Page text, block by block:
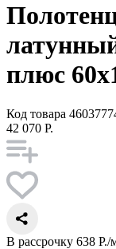
плюс
Код товара
42 070 Р.
В рассрочку 638 Р./